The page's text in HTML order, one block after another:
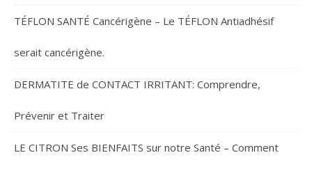
TÉFLON SANTÉ Cancérigène – Le TÉFLON Antiadhésif
serait cancérigène.
DERMATITE de CONTACT IRRITANT: Comprendre,
Prévenir et Traiter
LE CITRON Ses BIENFAITS sur notre Santé – Comment